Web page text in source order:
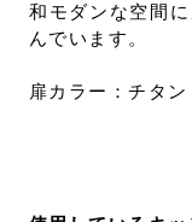
LANGUAGE : JP
EN CN
和モダンな空間
んでいます。
扉カラー：チタン